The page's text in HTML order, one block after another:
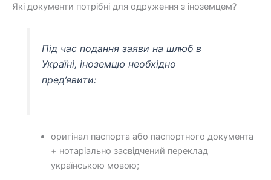
Які документи потрібні для одруження з іноземцем?
Під час подання заяви на шлюб в
Україні, іноземцю необхідно
пред’явити:
оригінал паспорта або паспортного документа
+ нотаріально засвідчений переклад
українською мовою;